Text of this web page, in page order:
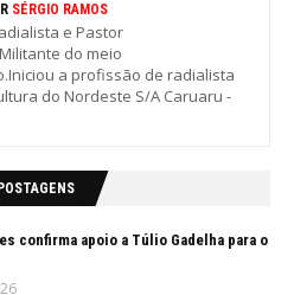
SÉRGIO RAMOS
e Pastor
do meio
a profissão de radialista
do Nordeste S/A Caruaru -
confirma apoio a Túlio Gadelha para o